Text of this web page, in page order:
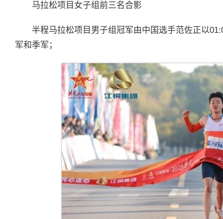
马拉松项目女子组前三名合影
半程马拉松项目男子组冠军由中国选手范佐正以
军和季军；